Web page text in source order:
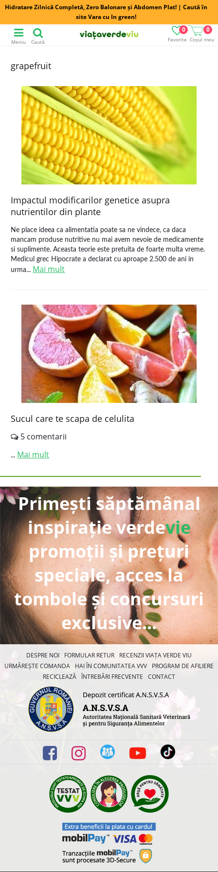
Hidratare Zilnică Completă, Zero Balonare și Abdomen Plat! | Caută în
site Vara cu In green!
Favorite
0
Coșul meu
0
Meniu Caută
grapefruit
Impactul modificarilor genetice asupra
nutrientilor din plante
Ne place ideea ca alimentatia poate sa ne vindece, ca daca
mancam produse nutritive nu mai avem nevoie de medicamente
si suplimente. Aceasta teorie este pretuita de foarte multa vreme.
Medicul grec Hipocrate a declarat cu aproape 2.500 de ani in
urma... Mai mult
Sucul care te scapa de celulita
5 comentarii
... Mai mult
Primești săptămânal
inspirație verdevie
promoții și prețuri
speciale, acces la
tombole și concursuri
exclusive...
DESPRE NOI FORMULAR RETUR
RECENZII VIAȚA VERDE VIU
URMĂREȘTE COMANDA
HAI ÎN COMUNITATEA VVV
PROGRAM DE AFILIERE
RECICLEAZĂ ÎNTREBĂRI FRECVENTE CONTACT